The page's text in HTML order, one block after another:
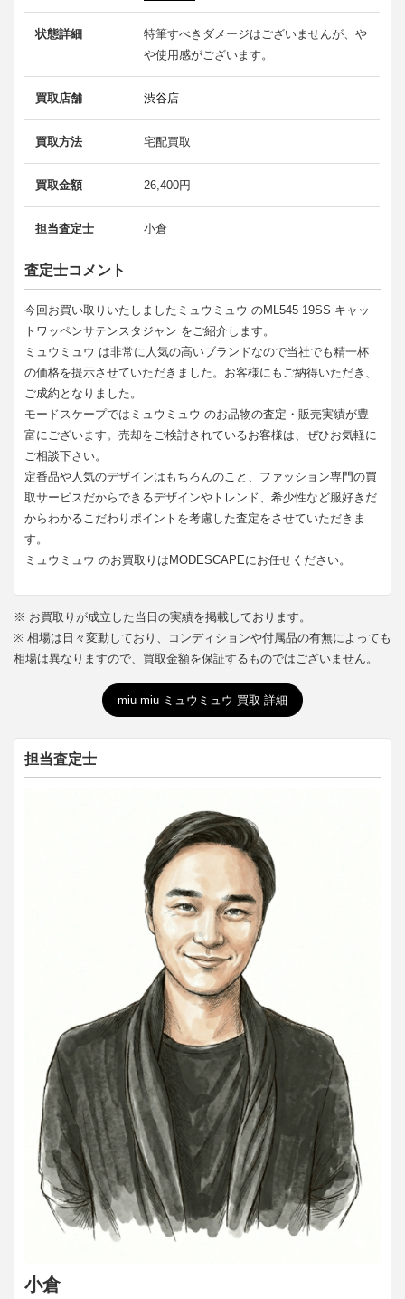
状態詳細
特筆すべきダメージはございませんが、や
や使用感がございます。
買取店舗 渋谷店
買取方法 宅配買取
買取金額 26,400円
担当査定士 小倉
査定士コメント
今回お買い取りいたしましたミュウミュウ のML545 19SS キャッ
トワッペンサテンスタジャン をご紹介します。
ミュウミュウ は非常に人気の高いブランドなので当社でも精一杯
の価格を提示させていただきました。お客様にもご納得いただき、
ご成約となりました。
モードスケープではミュウミュウ のお品物の査定・販売実績が豊
富にございます。売却をご検討されているお客様は、ぜひお気軽に
ご相談下さい。
定番品や人気のデザインはもちろんのこと、ファッション専門の買
取サービスだからできるデザインやトレンド、希少性など服好きだ
からわかるこだわりポイントを考慮した査定をさせていただきま
す。
ミュウミュウ のお買取りはMODESCAPEにお任せください。
※ お買取りが成立した当日の実績を掲載しております。
※ 相場は日々変動しており、コンディションや付属品の有無によっても
相場は異なりますので、買取金額を保証するものではございません。
miu miu ミュウミュウ 買取 詳細
担当査定士
小倉